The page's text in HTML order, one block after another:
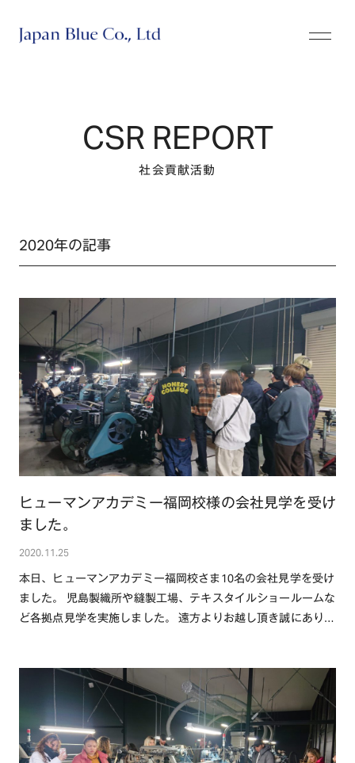
CSR REPORT
社会貢献活動
2020年の記事
ヒューマンアカデミー福岡校様の会社見学を受け
ました。
2020.11.25
本日、ヒューマンアカデミー福岡校さま10名の会社見学を受け
ました。 児島製織所や縫製工場、テキスタイルショールームな
ど各拠点見学を実施しました。 遠方よりお越し頂き誠にありが
TOP